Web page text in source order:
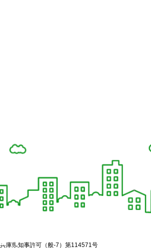
兵庫県知事許可（般-7）第114571号